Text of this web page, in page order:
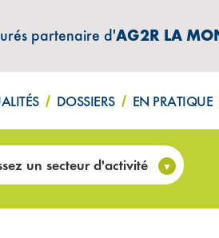
partenaire d'AG2R LA
DOSSIERS EN PRATIQUE
un secteur d'activité
– Agence d’intérim et de